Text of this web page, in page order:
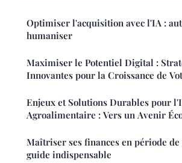
Optimiser l'acquisition avec l'IA :
humaniser
Maximiser le Potentiel Digital :
Innovantes pour la Croissance de
Enjeux et Solutions Durables pour
Agroalimentaire : Vers un Avenir
Maîtriser ses finances en période de
guide indispensable